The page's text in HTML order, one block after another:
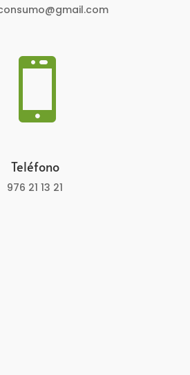

Teléfono
976 21 13 21